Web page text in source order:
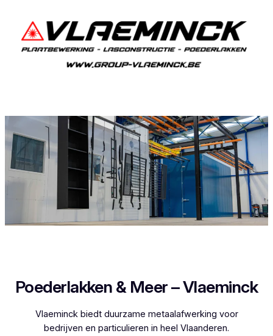
Poederlakken & Meer – Vlaeminck
Vlaeminck biedt duurzame metaalafwerking voor
bedrijven en particulieren in heel Vlaanderen.